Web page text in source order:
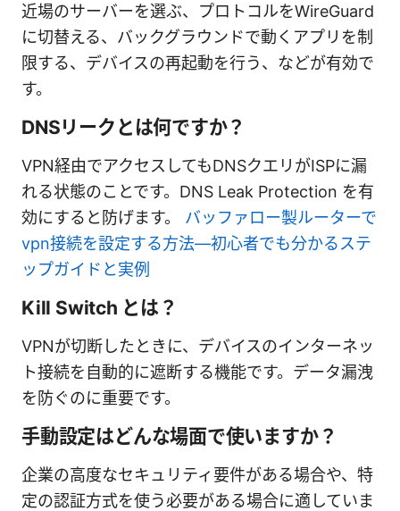
近場のサーバーを選ぶ、プロトコルをWireGuard
に切替える、バックグラウンドで動くアプリを制
限する、デバイスの再起動を行う、などが有効で
す。
DNSリークとは何ですか？
VPN経由でアクセスしてもDNSクエリがISPに漏
れる状態のことです。DNS Leak Protection を有
効にすると防げます。 バッファロー製ルーターで
vpn接続を設定する方法—初心者でも分かるステ
ップガイドと実例
Kill Switch とは？
VPNが切断したときに、デバイスのインターネッ
ト接続を自動的に遮断する機能です。データ漏洩
を防ぐのに重要です。
手動設定はどんな場面で使いますか？
企業の高度なセキュリティ要件がある場合や、特
定の認証方式を使う必要がある場合に適していま